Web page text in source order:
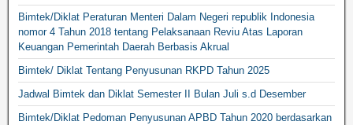
Bimtek/Diklat Peraturan Menteri Dalam Negeri republik Indonesia
nomor 4 Tahun 2018 tentang Pelaksanaan Reviu Atas Laporan
Keuangan Pemerintah Daerah Berbasis Akrual
Bimtek/ Diklat Tentang Penyusunan RKPD Tahun 2025
Jadwal Bimtek dan Diklat Semester II Bulan Juli s.d Desember
Bimtek/Diklat Pedoman Penyusunan APBD Tahun 2020 berdasarkan